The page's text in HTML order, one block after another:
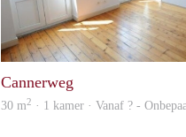
Cannerweg
30 m2 · 1 kamer · Vanaf ? -